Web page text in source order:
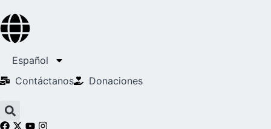
Español
Contáctanos
Donaciones